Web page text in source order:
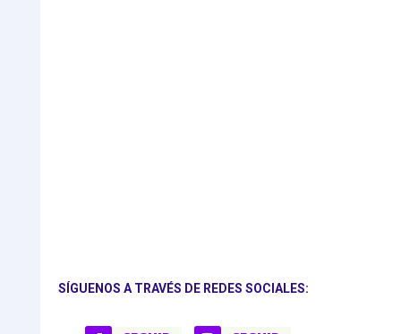
SÍGUENOS A TRAVÉS DE REDES SOCIALES: